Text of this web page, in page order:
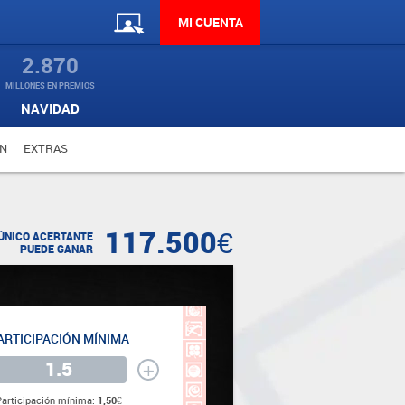
MI CUENTA
2.870
MILLONES EN PREMIOS
NAVIDAD
EXTRAS
ACERTANTE
PUEDE GANAR
117.500€
MÍNIMA
+
mínima: 1,50€